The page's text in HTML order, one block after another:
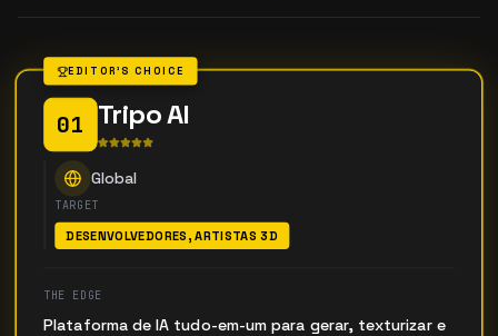
EDITOR'S CHOICE
01 Tripo AI
Global
TARGET
DESENVOLVEDORES, ARTISTAS 3D
THE EDGE
Plataforma de IA tudo-em-um para gerar, texturizar e